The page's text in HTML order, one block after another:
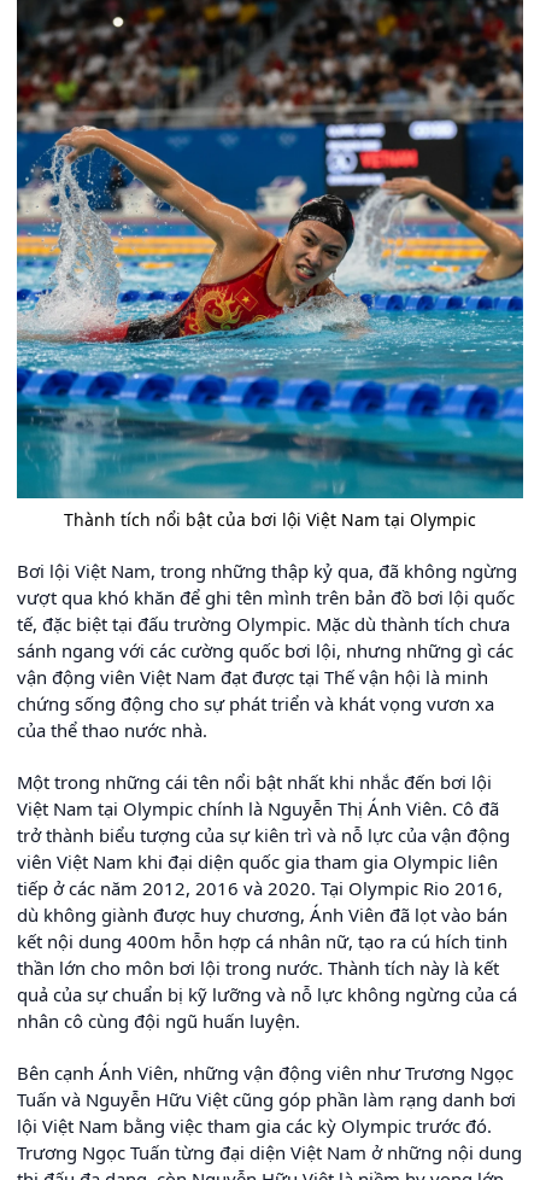
Thành tích nổi bật của bơi lội Việt Nam tại Olympic
Bơi lội Việt Nam, trong những thập kỷ qua, đã không ngừng
vượt qua khó khăn để ghi tên mình trên bản đồ bơi lội quốc
tế, đặc biệt tại đấu trường Olympic. Mặc dù thành tích chưa
sánh ngang với các cường quốc bơi lội, nhưng những gì các
vận động viên Việt Nam đạt được tại Thế vận hội là minh
chứng sống động cho sự phát triển và khát vọng vươn xa
của thể thao nước nhà.
Một trong những cái tên nổi bật nhất khi nhắc đến bơi lội
Việt Nam tại Olympic chính là Nguyễn Thị Ánh Viên. Cô đã
trở thành biểu tượng của sự kiên trì và nỗ lực của vận động
viên Việt Nam khi đại diện quốc gia tham gia Olympic liên
tiếp ở các năm 2012, 2016 và 2020. Tại Olympic Rio 2016,
dù không giành được huy chương, Ánh Viên đã lọt vào bán
kết nội dung 400m hỗn hợp cá nhân nữ, tạo ra cú hích tinh
thần lớn cho môn bơi lội trong nước. Thành tích này là kết
quả của sự chuẩn bị kỹ lưỡng và nỗ lực không ngừng của cá
nhân cô cùng đội ngũ huấn luyện.
Bên cạnh Ánh Viên, những vận động viên như Trương Ngọc
Tuấn và Nguyễn Hữu Việt cũng góp phần làm rạng danh bơi
lội Việt Nam bằng việc tham gia các kỳ Olympic trước đó.
Trương Ngọc Tuấn từng đại diện Việt Nam ở những nội dung